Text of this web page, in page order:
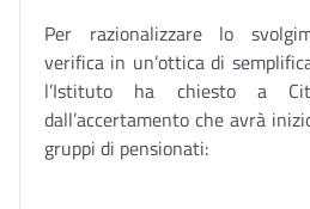
Per razionalizzare lo
verifica in un’ottica di
l’Istituto ha chiesto a
dall’accertamento che avrà
gruppi di pensionati: